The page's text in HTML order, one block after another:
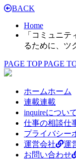
BACK
Home
「コミュニ
るために、ツ
PAGE TOP PAGE
ホームホーム
連載連載
inquireについて
仕事の相談仕
プライバシー
運営会社
運
お問い合わせ